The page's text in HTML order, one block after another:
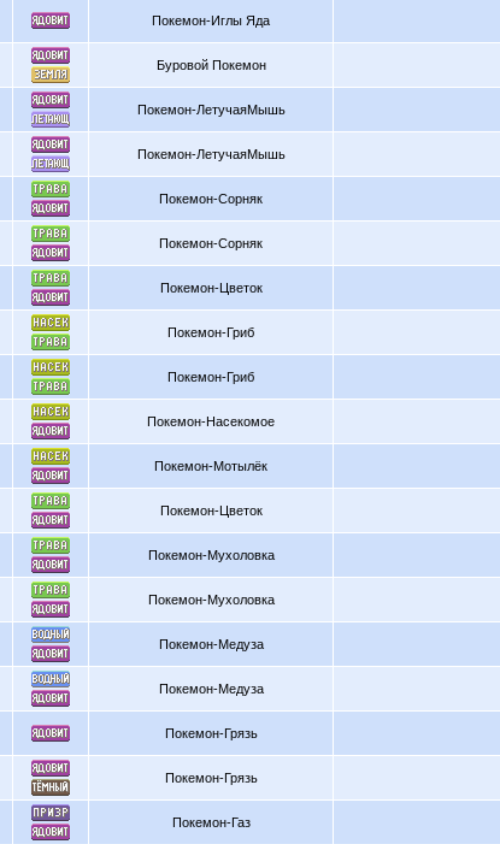
Покемон-Иглы Яда
Буровой Покемон
Покемон-ЛетучаяМышь
Покемон-ЛетучаяМышь
Покемон-Сорняк
Покемон-Сорняк
Покемон-Цветок
Покемон-Гриб
Покемон-Гриб
Покемон-Насекомое
Покемон-Мотылёк
Покемон-Цветок
Покемон-Мухоловка
Покемон-Мухоловка
Покемон-Медуза
Покемон-Медуза
Покемон-Грязь
Покемон-Грязь
Покемон-Газ